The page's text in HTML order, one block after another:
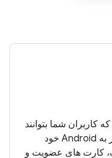
کاربران شما بتوانند
در Google Wallet در دستگاه مجهز به Android خود
کارت های عضویت و